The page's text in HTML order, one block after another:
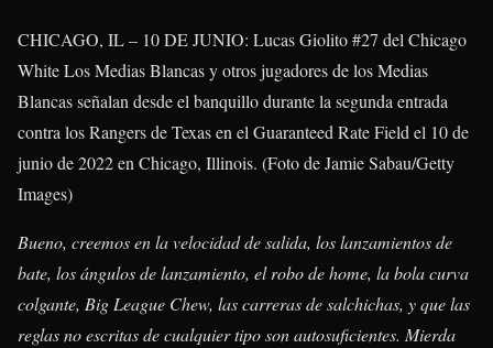
CHICAGO, IL – 10 DE JUNIO: Lucas Giolito #27 del Chicago
White Los Medias Blancas y otros jugadores de los Medias
Blancas señalan desde el banquillo durante la segunda entrada
contra los Rangers de Texas en el Guaranteed Rate Field el 10 de
junio de 2022 en Chicago, Illinois. (Foto de Jamie Sabau/Getty
Images)
Bueno, creemos en la velocidad de salida, los lanzamientos de
bate, los ángulos de lanzamiento, el robo de home, la bola curva
colgante, Big League Chew, las carreras de salchichas, y que las
reglas no escritas de cualquier tipo son autosuficientes. Mierda